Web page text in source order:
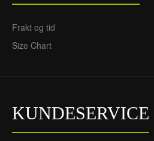
Frakt og tid
Size Chart
KUNDESERVICE